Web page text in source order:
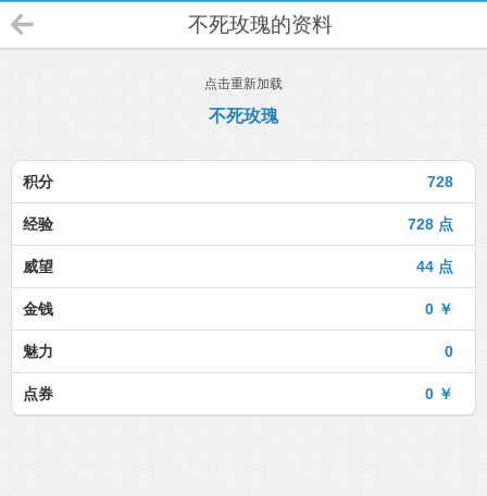
不死玫瑰的资料
点击重新加载
不死玫瑰
728
积分
728 点
经验
44 点
威望
0 ￥
金钱
0
魅力
0 ￥
点券